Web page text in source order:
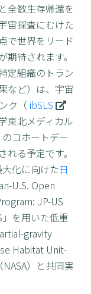
全数生存帰還を
宙探査にむけた
で世界をリード
待されます。
定組織のトラン
など）は、宇宙
ク（ ibSLS
東北メディカル
コホートデー
る予定です。
化に向けた日
U.S. Open
JP-US
」を用いた低重
gravity
Habitat Unit-
）と共同実